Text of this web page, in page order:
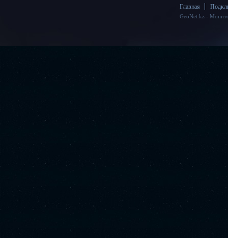
Главная
GeoNet.kz -